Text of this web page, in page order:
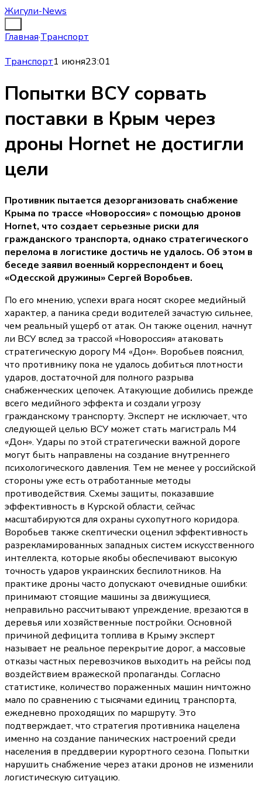
Жигули-News
Главная·Транспорт
Транспорт1 июня23:01
Попытки ВСУ сорвать
поставки в Крым через
дроны Hornet не достигли
цели
Противник пытается дезорганизовать снабжение
Крыма по трассе «Новороссия» с помощью дронов
Hornet, что создает серьезные риски для
гражданского транспорта, однако стратегического
перелома в логистике достичь не удалось. Об этом в
беседе заявил военный корреспондент и боец
«Одесской дружины» Сергей Воробьев.
По его мнению, успехи врага носят скорее медийный
характер, а паника среди водителей зачастую сильнее,
чем реальный ущерб от атак. Он также оценил, начнут
ли ВСУ вслед за трассой «Новороссия» атаковать
стратегическую дорогу М4 «Дон». Воробьев пояснил,
что противнику пока не удалось добиться плотности
ударов, достаточной для полного разрыва
снабженческих цепочек. Атакующие добились прежде
всего медийного эффекта и создали угрозу
гражданскому транспорту. Эксперт не исключает, что
следующей целью ВСУ может стать магистраль М4
«Дон». Удары по этой стратегически важной дороге
могут быть направлены на создание внутреннего
психологического давления. Тем не менее у российской
стороны уже есть отработанные методы
противодействия. Схемы защиты, показавшие
эффективность в Курской области, сейчас
масштабируются для охраны сухопутного коридора.
Воробьев также скептически оценил эффективность
разрекламированных западных систем искусственного
интеллекта, которые якобы обеспечивают высокую
точность ударов украинских беспилотников. На
практике дроны часто допускают очевидные ошибки:
принимают стоящие машины за движущиеся,
неправильно рассчитывают упреждение, врезаются в
деревья или хозяйственные постройки. Основной
причиной дефицита топлива в Крыму эксперт
называет не реальное перекрытие дорог, а массовые
отказы частных перевозчиков выходить на рейсы под
воздействием вражеской пропаганды. Согласно
статистике, количество пораженных машин ничтожно
мало по сравнению с тысячами единиц транспорта,
ежедневно проходящих по маршруту. Это
подтверждает, что стратегия противника нацелена
именно на создание панических настроений среди
населения в преддверии курортного сезона. Попытки
нарушить снабжение через атаки дронов не изменили
логистическую ситуацию.